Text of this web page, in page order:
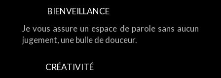
BIENVEILLANCE
Je vous assure un espace de parole sans aucun
jugement, une bulle de douceur.
CRÉATIVITÉ